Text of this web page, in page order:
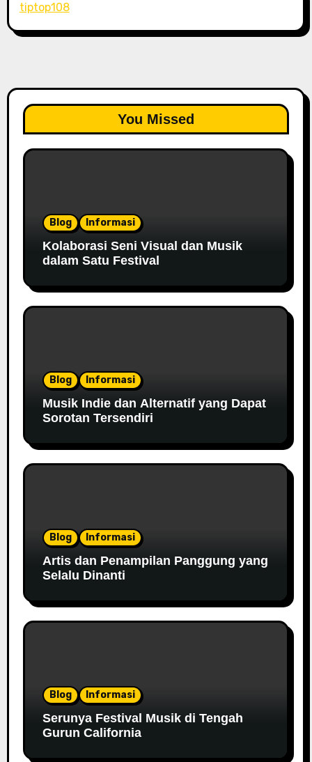
tiptop108
You Missed
Blog Informasi
Kolaborasi Seni Visual dan Musik
dalam Satu Festival
Blog Informasi
Musik Indie dan Alternatif yang Dapat
Sorotan Tersendiri
Blog Informasi
Artis dan Penampilan Panggung yang
Selalu Dinanti
Blog Informasi
Serunya Festival Musik di Tengah
Gurun California